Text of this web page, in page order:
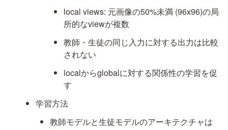
local views: 元画像の50%未満 (96x96)の局
所的なviewが複数
教師・生徒の同じ入力に対する出力は比較
されない
localからglobalに対する関係性の学習を促
す
学習方法
教師モデルと生徒モデルのアーキテクチャは